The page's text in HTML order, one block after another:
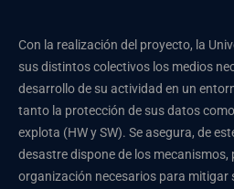
Con la realización del proyecto, la
sus distintos colectivos los medios
desarrollo de su actividad en un
tanto la protección de sus datos
explota (HW y SW). Se asegura, de
desastre dispone de los mecanismos,
organización necesarios para mitigar